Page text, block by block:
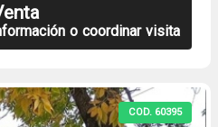
o coordinar visita
COD. 60395